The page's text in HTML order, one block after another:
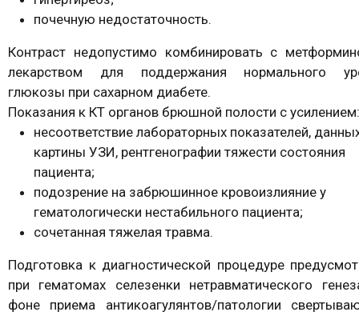
почечную недостаточность.
Контраст недопустимо комбинировать с
лекарством для поддержания нормального
глюкозы при сахарном диабете.
Показания к КТ органов брюшной полости с усилением:
несоответствие лабораторных показателей,
картины УЗИ, рентгенографии тяжести состояния
пациента;
подозрение на забрюшинное кровоизлияние у
гематологически нестабильного пациента;
сочетанная тяжелая травма.
Подготовка к диагностической процедуре
при гематомах селезенки нетравматического
фоне приема антикоагулянтов/патологии